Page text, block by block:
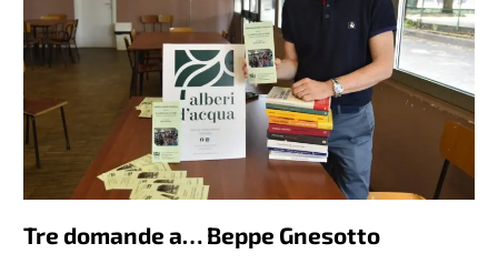
Tre domande a… Beppe Gnesotto